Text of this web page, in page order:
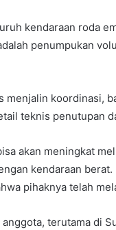
kendaraan roda
penumpukan
menjalin koordinasi,
teknis penutupan
akan meningkat
kendaraan
pihaknya telah
terutama di